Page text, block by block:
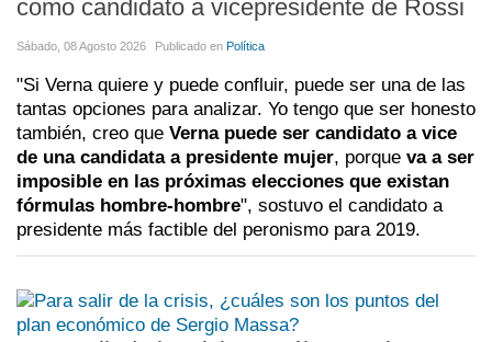
como candidato a vicepresidente de Rossi
Sábado, 08 Agosto 2026 Publicado en Política
"Si Verna quiere y puede confluir, puede ser una de las
tantas opciones para analizar. Yo tengo que ser honesto
también, creo que Verna puede ser candidato a vice
de una candidata a presidente mujer, porque va a ser
imposible en las próximas elecciones que existan
fórmulas hombre-hombre", sostuvo el candidato a
presidente más factible del peronismo para 2019.